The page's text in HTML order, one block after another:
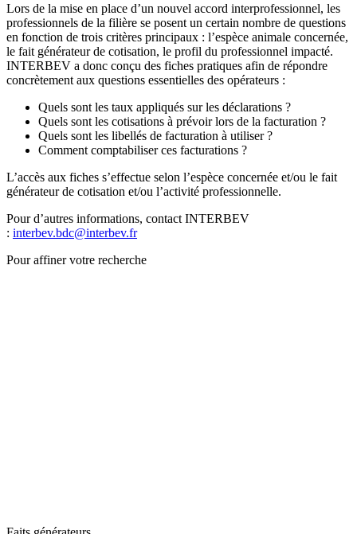
Lors de la mise en place d’un nouvel accord interprofessionnel, les
professionnels de la filière se posent un certain nombre de questions
en fonction de trois critères principaux : l’espèce animale concernée,
le fait générateur de cotisation, le profil du professionnel impacté.
INTERBEV a donc conçu des fiches pratiques afin de répondre
concrètement aux questions essentielles des opérateurs :
Quels sont les taux appliqués sur les déclarations ?
Quels sont les cotisations à prévoir lors de la facturation ?
Quels sont les libellés de facturation à utiliser ?
Comment comptabiliser ces facturations ?
L’accès aux fiches s’effectue selon l’espèce concernée et/ou le fait
générateur de cotisation et/ou l’activité professionnelle.
Pour d’autres informations, contact INTERBEV
: interbev.bdc@interbev.fr
Pour affiner votre recherche